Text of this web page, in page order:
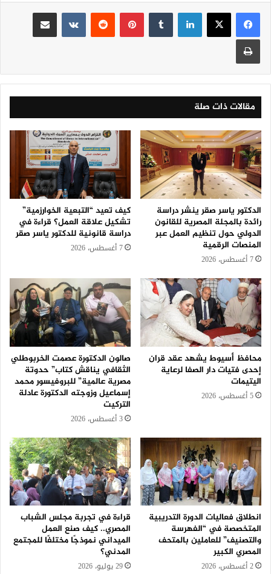
لينكدإن بينتيريست
مقالات ذات صلة
الدكتور ياسر صقر ينشر دراسة
رائدة بالمجلة المصرية للقانون
الدولي حول تنظيم العمل عبر
المنصات الرقمية
7 أغسطس، 2026
كيف تعيد “التبعية الخوارزمية”
تشكيل علاقة العمل؟ قراءة في
دراسة قانونية للدكتور ياسر صقر
7 أغسطس، 2026
محافظ أسيوط يشهد عقد قران
إحدى فتيات دار الصفا لرعاية
اليتيمات
5 أغسطس، 2026
صالون الدكتورة عصمت الخربوطلي
الثقافي يناقش كتاب” حدوتة
مصرية عالمية” للبروفيسور محمد
إسماعيل وزوجته الدكتورة عادلة
التركيت
3 أغسطس، 2026
انطلاق فعاليات الدورة التدريبية
المتخصصة في “الفهرسة
والتصنيف” للعاملين بالمتحف
المصري الكبير
2 أغسطس، 2026
قراءة في تجربة مجلس الشباب
المصري.. كيف صنع العمل
الميداني نموذجًا مختلفًا للمجتمع
المدني؟
29 يوليو، 2026